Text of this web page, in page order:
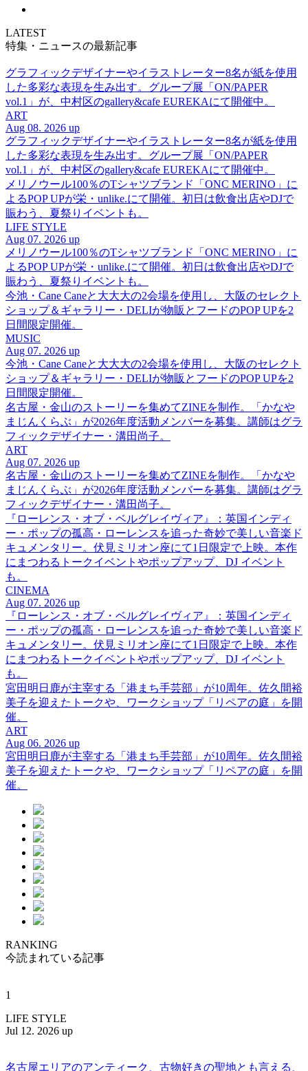
LATEST
特集・ニュースの最新記事
グラフィックデザイナーやイラストレーター8名が紙を使用
した多彩な表現を生み出す。グループ展「ON/PAPER
vol.1」が、中村区のgallery&cafe EUREKAにて開催中。
ART
Aug 08. 2026 up
グラフィックデザイナーやイラストレーター8名が紙を使用
した多彩な表現を生み出す。グループ展「ON/PAPER
vol.1」が、中村区のgallery&cafe EUREKAにて開催中。
メリノウール100％のTシャツブランド「ONC MERINO」に
よるPOP UPが栄・unlike.にて開催。初日は飲食出店やDJで
賑わう、夏祭りイベントも。
LIFE STYLE
Aug 07. 2026 up
メリノウール100％のTシャツブランド「ONC MERINO」に
よるPOP UPが栄・unlike.にて開催。初日は飲食出店やDJで
賑わう、夏祭りイベントも。
今池・Cane Caneと大大大の2会場を使用し、大阪のセレクト
ショップ＆ギャラリー・DELIが物販とフードのPOP UPを2
日間限定開催。
MUSIC
Aug 07. 2026 up
今池・Cane Caneと大大大の2会場を使用し、大阪のセレクト
ショップ＆ギャラリー・DELIが物販とフードのPOP UPを2
日間限定開催。
名古屋・金山のストーリーを集めてZINEを制作。「かなや
まじんくらぶ」が2026年度活動メンバーを募集。講師はグラ
フィックデザイナー・溝田尚子。
ART
Aug 07. 2026 up
名古屋・金山のストーリーを集めてZINEを制作。「かなや
まじんくらぶ」が2026年度活動メンバーを募集。講師はグラ
フィックデザイナー・溝田尚子。
『ローレンス・オブ・ベルグレイヴィア』：英国インディ
ー・ポップの孤高・ローレンスを追った奇妙で美しい音楽ド
キュメンタリー。伏見ミリオン座にて1日限定で上映。本作
にまつわるトークイベントやポップアップ、DJ イベント
も。
CINEMA
Aug 07. 2026 up
『ローレンス・オブ・ベルグレイヴィア』：英国インディ
ー・ポップの孤高・ローレンスを追った奇妙で美しい音楽ド
キュメンタリー。伏見ミリオン座にて1日限定で上映。本作
にまつわるトークイベントやポップアップ、DJ イベント
も。
宮田明日鹿が主宰する「港まち手芸部」が10周年。佐久間裕
美子を迎えたトークや、ワークショップ「リペアの庭」を開
催。
ART
Aug 06. 2026 up
宮田明日鹿が主宰する「港まち手芸部」が10周年。佐久間裕
美子を迎えたトークや、ワークショップ「リペアの庭」を開
催。
RANKING
今読まれている記事
1
LIFE STYLE
Jul 12. 2026 up
名古屋エリアのアンティーク、古物好きの聖地とも言える、